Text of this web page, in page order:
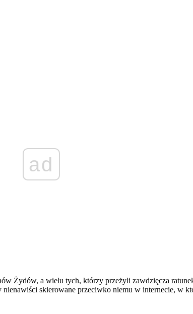
ad
Żydów, a wielu tych, którzy przeżyli zawdzięcza
skierowane przeciwko niemu w internecie, w